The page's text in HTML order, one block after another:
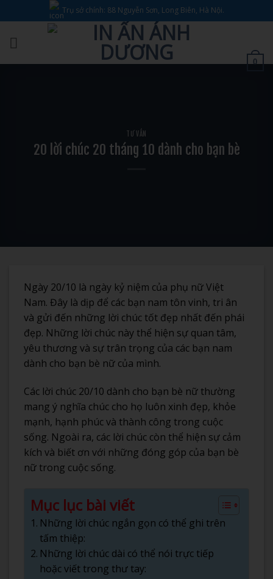
qua
nội
dung
Trụ sở chính: 88 Nguyễn Sơn, Long Biên, Hà Nội.
0
TƯ VẤN
20 lời chúc 20 tháng 10 dành cho bạn bè
Ngày 20/10 là ngày kỷ niệm của phụ nữ Việt
Nam. Đây là dịp để các bạn nam tôn vinh, tri ân
và gửi đến những lời chúc tốt đẹp nhất đến phái
đẹp. Những lời chúc này thể hiện sự quan tâm,
yêu thương và sự trân trọng của các bạn nam
dành cho bạn bè nữ của mình.
Các lời chúc 20/10 dành cho bạn bè nữ thường
mang ý nghĩa chúc cho họ luôn xinh đẹp, khỏe
mạnh, hạnh phúc và thành công trong cuộc
sống. Ngoài ra, các lời chúc còn thể hiện sự cảm
kích và biết ơn với những đóng góp của bạn bè
nữ trong cuộc sống.
Mục lục bài viết
Những lời chúc ngắn gọn có thể ghi trên
tấm thiệp:
Những lời chúc dài có thể nói trực tiếp
hoặc viết trong thư tay: